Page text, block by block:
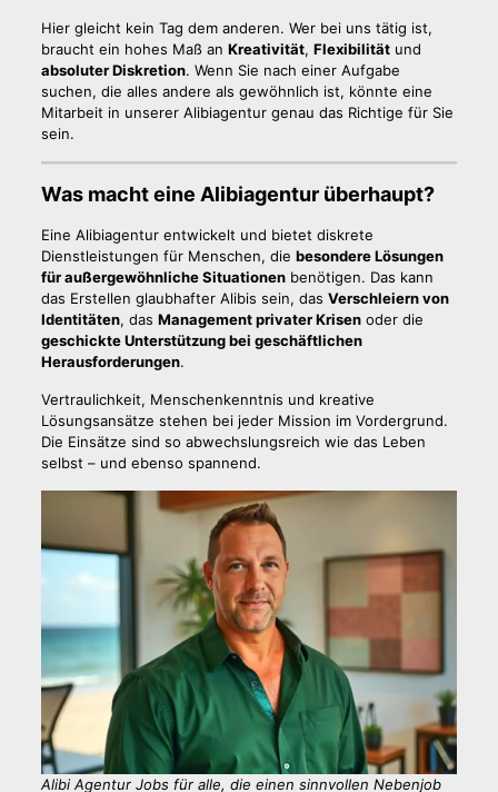
Hier gleicht kein Tag dem anderen. Wer bei uns tätig ist,
braucht ein hohes Maß an Kreativität, Flexibilitätund
absoluter Diskretion. Wenn Sie nach einer Aufgabe
suchen, die alles andere als gewöhnlich ist, könnte eine
Mitarbeit in unserer Alibiagentur genau das Richtige für Sie
sein.
Was macht eine Alibiagentur überhaupt?
Eine Alibiagentur entwickelt und bietet diskrete
Dienstleistungen für Menschen, die besondere Lösungen
für außergewöhnliche Situationenbenötigen. Das kann
das Erstellen glaubhafter Alibis sein, das Verschleiern von
Identitäten, das Management privater Krisenoder die
geschickte Unterstützung bei geschäftlichen
Herausforderungen.
Vertraulichkeit, Menschenkenntnis und kreative
Lösungsansätze stehen bei jeder Mission im Vordergrund.
Die Einsätze sind so abwechslungsreich wie das Leben
selbst – und ebenso spannend.
Alibi Agentur Jobs für alle, die einen sinnvollen Nebenjob